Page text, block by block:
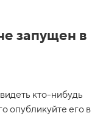
запущен в
кто-нибудь
опубликуйте его в